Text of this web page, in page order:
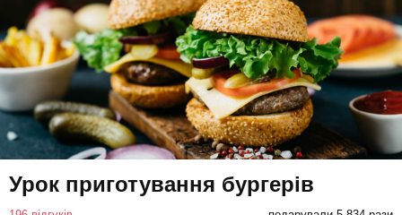
Урок приготування бургерів